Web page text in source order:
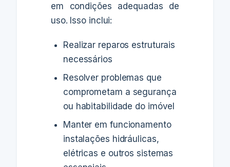
em condições adequadas de
uso. Isso inclui:
Realizar reparos estruturais
necessários
Resolver problemas que
comprometam a segurança
ou habitabilidade do imóvel
Manter em funcionamento
instalações hidráulicas,
elétricas e outros sistemas